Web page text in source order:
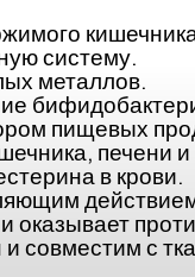
систему.
металлов.
пищевых
печени и
в крови.
совместим с